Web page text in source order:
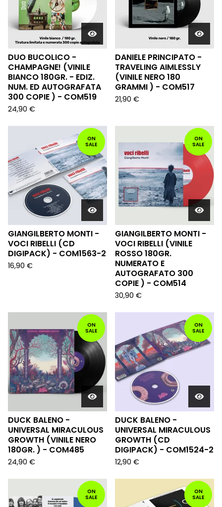
DUO BUCOLICO -
CHAMPAGNE! (VINILE
BIANCO 180GR. - EDIZ.
NUM. ED AUTOGRAFATA
300 COPIE ) - COM519
24,90 €
DANIELE PRINCIPATO -
TRAVELING AIMLESSLY
(VINILE NERO 180
GRAMMI ) - COM517
21,90 €
ON
SALE
GIANGILBERTO MONTI -
VOCI RIBELLI (CD
DIGIPACK) - COM1563-2
16,90 €
ON
SALE
GIANGILBERTO MONTI -
VOCI RIBELLI (VINILE
ROSSO 180GR.
NUMERATO E
AUTOGRAFATO 300
COPIE ) - COM514
30,90 €
ON
SALE
DUCK BALENO -
UNIVERSAL MIRACULOUS
GROWTH (VINILE NERO
180GR. ) - COM485
24,90 €
ON
SALE
DUCK BALENO -
UNIVERSAL MIRACULOUS
GROWTH (CD
DIGIPACK) - COM1524-2
12,90 €
ON
SALE
ON
SALE